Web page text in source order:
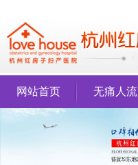
网站首页 无痛人流